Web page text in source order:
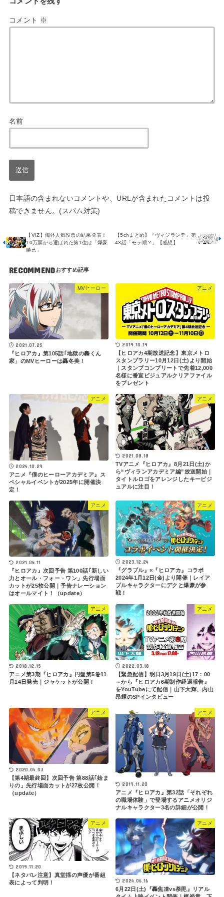
コメント ※
名前
日本語の含まれないコメントや、URLが含まれたコメントは投
稿できません。(スパム対策)
【5chまとめ】『ヴィジランテ』第
43話「モテ期？」【感想】
【VIZ】海外人気投票の結果発表！
10万票から選ばれた第1位は「爆豪
勝己」
RECOMMEND
MVヒーロー
2021.07.25
『ヒロアカ』第105話｢地獄の轟くん
家」のMVヒーローは轟冬美！
アニメ
2019.10.19
【ヒロアカ4期放送記念】東京メトロ
スタンプラリー10月12日(土)より開始
｜スタンプコンプリートで先着12,000
名様に番宣ビジュアルクリアファイル
をプレゼント
アニメ
2024.10.29
アニメ『僕のヒーローアカデミア』ス
ペシャルイベントが2025年に開催決
定！
アニメ
2021.08.18
TVアニメ『ヒロアカ』8月21日(土)か
ら“ヴィランアカデミア編”放送開始｜
タイトルロゴをアレンジしたキービジ
ュアルに注目！
アニメ
2021.06.11
『ヒロアカ』次回予告 第100話｢新しい
力とオール・フォー・ワン」先行場面
カットが25枚公開｜予告ナレーション
はオールマイト！（update）
アニメ
2023.12.24
『グラブル』×『ヒロアカ』コラボ
2024年1月12日(金)より開催｜レイア
ブルキャラクターにデクと爆豪が参
戦！
アニメ
2018.12.15
アニメ第3期『ヒロアカ』円盤第5巻11
月14日発売｜ジャケットが公開！
アニメ
2022.03.18
【緊急配信】明日3月19日(土)17：00
～から『ヒロアカ6期制作経過報告』
をYouTubeにて配信｜山下大輝、内山
昂輝のSPインタビュー
アニメ
2020.04.03
【第4期最終回】次回予告 第88話｢始ま
りの」先行場面カットが27枚公開！
（update）
アニメ
2019.11.20
アニメ『ヒロアカ』第32話「それぞれ
の職場体験」で登場するアニメオリジ
ナルキャラクター3名の詳細が公開！
アニメ
2019.11.20
【ネタバレ注意】真堂揺の声優が番組
表によって判明！
アニメ
2024.06.16
6月22日(土)『轟焦凍vs荼毘』リアル